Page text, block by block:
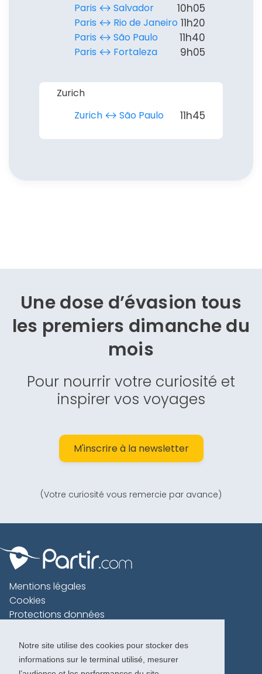
Notre site utilise des cookies pour stocker des
informations sur le terminal utilisé, mesurer
Paris ↔︎ Salvador
10h05
Paris ↔︎ Rio de Janeiro 11h20
Paris ↔︎ São Paulo 11h40
Paris ↔︎ Fortaleza 9h05
Zurich
Zurich ↔︎ São Paulo
11h45
Une dose d’évasion tous
les premiers dimanche du
mois
Pour nourrir votre curiosité et
inspirer vos voyages
M'inscrire à la newsletter
(Votre curiosité vous remercie par avance)
Mentions légales
Cookies
Protections données
Charte voyageur
Copyright 1996-2026